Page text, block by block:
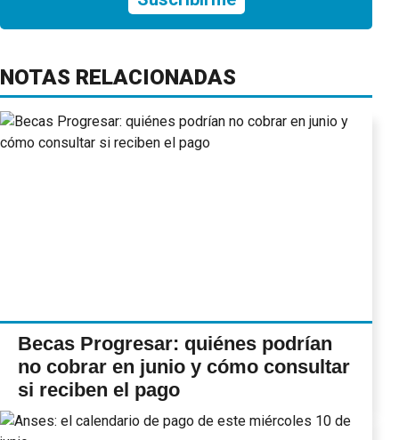
NOTAS RELACIONADAS
Becas Progresar: quiénes podrían
no cobrar en junio y cómo consultar
si reciben el pago